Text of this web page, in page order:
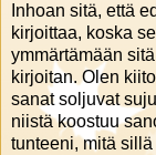
Inhoan sitä, että
kirjoittaa, koska
ymmärtämään
kirjoitan. Olen
sanat soljuvat
niistä koostuu
tunteeni, mitä